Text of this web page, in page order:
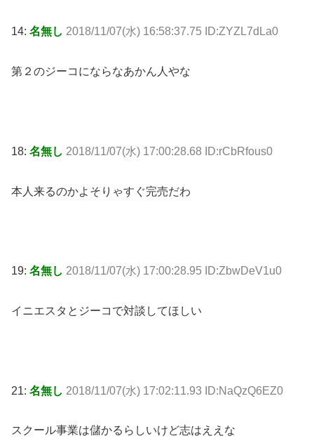
14: 名無し 2018/11/07(水) 16:58:37.75 ID:ZYZL7dLa0
第２のジーコにならなあかん人やな
18: 名無し 2018/11/07(水) 17:00:28.68 ID:rCbRfous0
本人来るのかよそりゃすぐ完売だわ
19: 名無し 2018/11/07(水) 17:00:28.95 ID:ZbwDeV1u0
イニエスタとジーコで対談してほしい
21: 名無し 2018/11/07(水) 17:02:11.93 ID:NaQzQ6EZ0
スクール事業は儲かるらしいけど志はええな